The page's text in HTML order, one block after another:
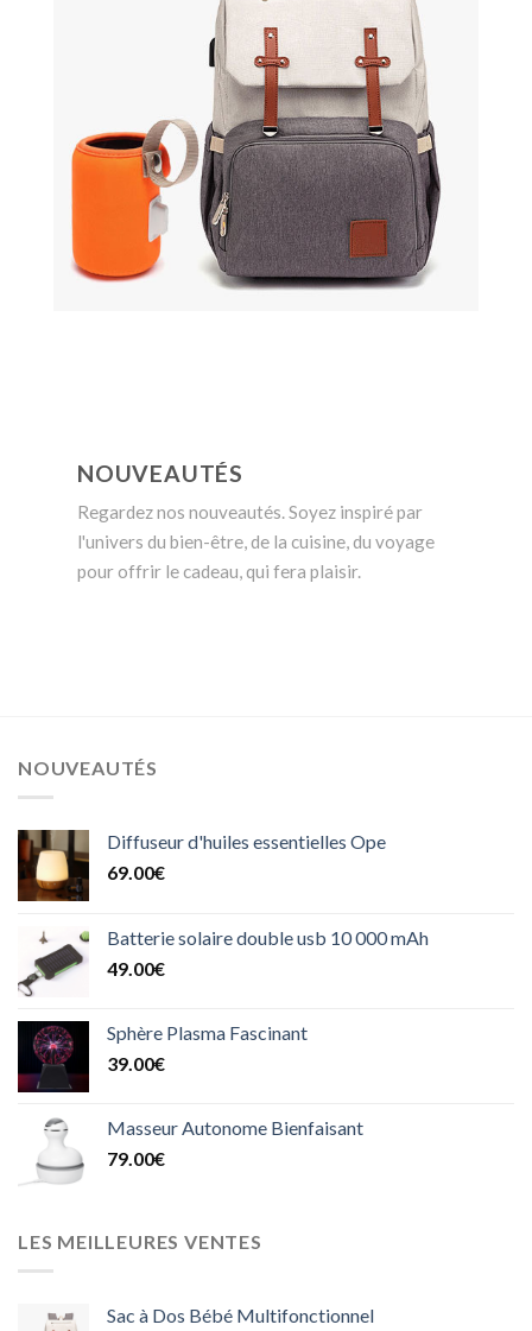
NOUVEAUTÉS
Regardez nos nouveautés. Soyez inspiré par
l'univers du bien-être, de la cuisine, du voyage
pour offrir le cadeau, qui fera plaisir.
NOUVEAUTÉS
Diffuseur d'huiles essentielles Ope
69.00€
Batterie solaire double usb 10 000 mAh
49.00€
Sphère Plasma Fascinant
39.00€
Masseur Autonome Bienfaisant
79.00€
LES MEILLEURES VENTES
Sac à Dos Bébé Multifonctionnel